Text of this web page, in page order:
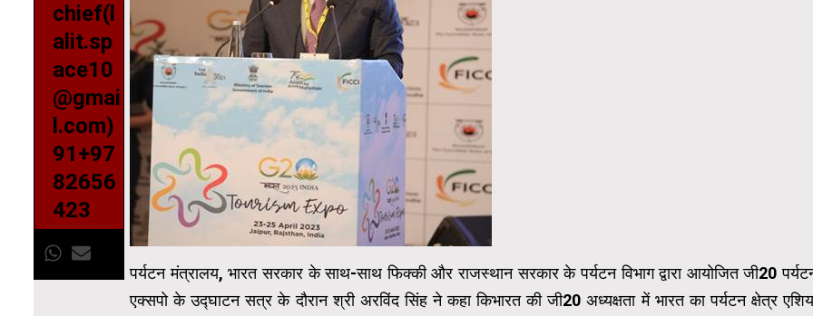
chief(l
alit.sp
ace10
@gmai
l.com)
91+97
82656
423
पर्यटन मंत्रालय, भारत सरकार के साथ-साथ फिक्की और राजस्थान सरकार के पर्यटन विभाग द्वारा आयोजित जी20
एक्सपो के उद्घाटन सत्र के दौरान श्री अरविंद सिंह ने कहा किभारत की जी20 अध्यक्षता में भारत का पर्यटन क्षेत्र